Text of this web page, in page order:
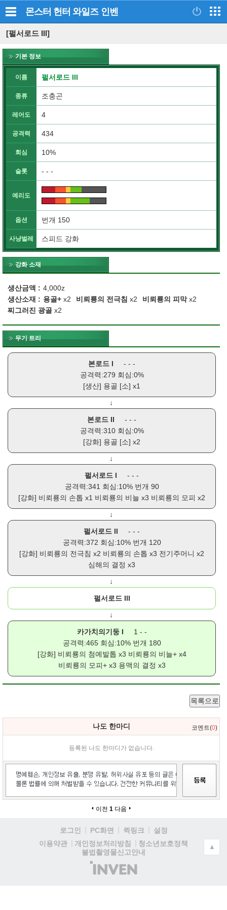
몬스터 헌터 와일즈 인벤
[펄서로드 III]
기본 정보
이름 펄서로드 III
종류 조충곤
레어도 4
공격력 434
회심 10%
슬롯 - - -
예리도
옵션 번개 150
사냥벌레 스피드 강화
강화 소재
생산금액
4,000z
생산소재
용골+ x2 비뢰룡의 전극침 x2 비뢰룡의 피막x2
찌그러진 광골 x2
무기 트리
본로드 I
- - -
공격력:279 회심:0%
[생산] 용골 [소] x1
↓
본로드 II
- - -
공격력:310 회심:0%
[강화] 용골 [소] x2
↓
펄서로드 I
- - -
공격력:341 회심:10% 번개 90
[강화] 비뢰룡의 손톱 x1 비뢰룡의 비늘 x3 비뢰룡의 모피 x2
↓
펄서로드 II
- - -
공격력:372 회심:10% 번개 120
[강화] 비뢰룡의 전극침 x2 비뢰룡의 손톱 x3 전기주머니 x2
심해의 결정 x3
↓
펄서로드 III
↓
카가치의기둥 I
1 - -
공격력:465 회심:10% 번개 180
[강화] 비뢰룡의 첨예발톱 x3 비뢰룡의 비늘+x4
비뢰룡의 모피+x3 용맥의 결정 x3
목록으로
나도 한마디 코멘트(0)
등록된 나도 한마디가 없습니다.
이전 1 다음
로그인 PC화면 퀵링크
설정
이용약관
개인정보처리방침
청소년보호정책
불법촬영물신고안내
(주)
인
▲